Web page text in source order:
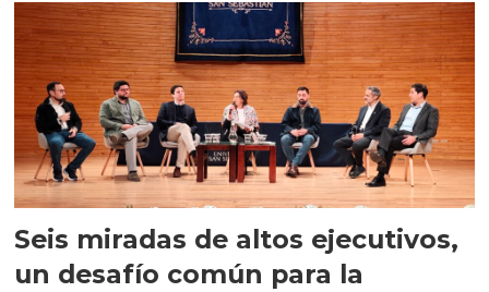
Seis miradas de altos ejecutivos,
un desafío común para la